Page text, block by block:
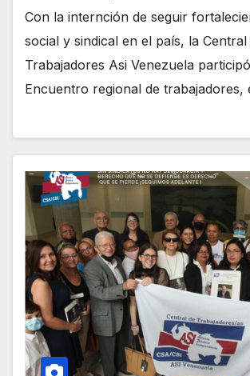
Con la internción de seguir
social y sindical en el país, la Central
Trabajadores Asi Venezuela
Encuentro regional de trabajadores,